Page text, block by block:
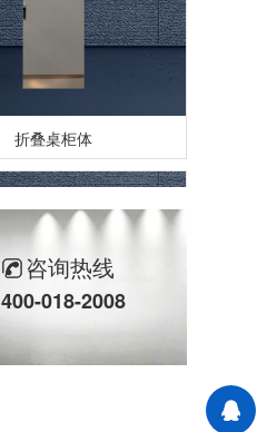
折叠桌柜体
咨询热线
400-018-2008